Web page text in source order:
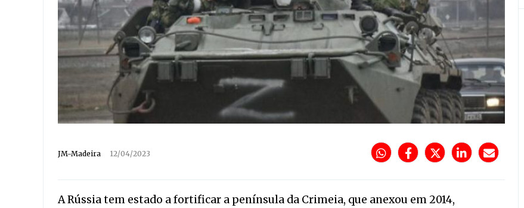
JM-Madeira 12/04/2023
A Rússia tem estado a fortificar a península da Crimeia, que anexou em 2014,